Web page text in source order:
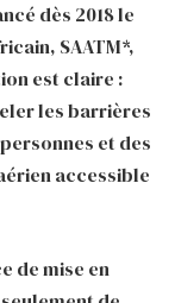
dès 2018 le
SAATM*,
est claire :
les barrières
et des
accessible
de mise en